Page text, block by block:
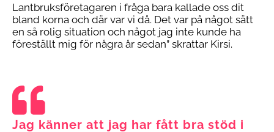
Lantbruksföretagaren i fråga bara kallade oss dit
bland korna och där var vi då. Det var på något sätt
en så rolig situation och något jag inte kunde ha
föreställt mig för några år sedan” skrattar Kirsi.
Jag känner att jag har fått bra stöd i